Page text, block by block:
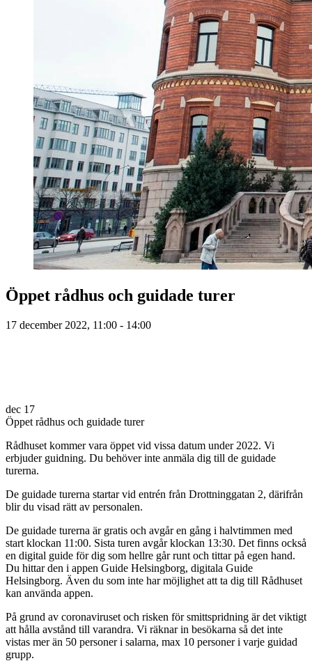
Öppet rådhus och guidade turer
17 december 2022, 11:00 - 14:00
dec 17
Öppet rådhus och guidade turer
Rådhuset kommer vara öppet vid vissa datum under 2022. Vi
erbjuder guidning. Du behöver inte anmäla dig till de guidade
turerna.
De guidade turerna startar vid entrén från Drottninggatan 2, därifrån
blir du visad rätt av personalen.
De guidade turerna är gratis och avgår en gång i halvtimmen med
start klockan 11:00. Sista turen avgår klockan 13:30. Det finns också
en digital guide för dig som hellre går runt och tittar på egen hand.
Du hittar den i appen Guide Helsingborg, digitala Guide
Helsingborg. Även du som inte har möjlighet att ta dig till Rådhuset
kan använda appen.
På grund av coronaviruset och risken för smittspridning är det viktigt
att hålla avstånd till varandra. Vi räknar in besökarna så det inte
vistas mer än 50 personer i salarna, max 10 personer i varje guidad
grupp.